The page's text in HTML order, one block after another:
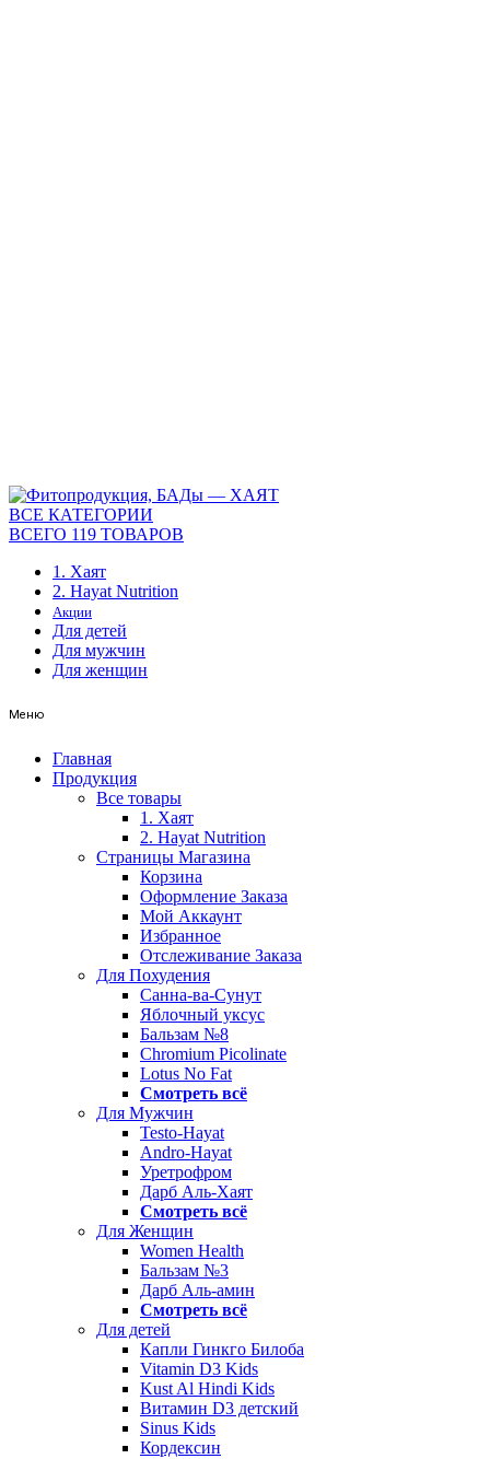
ВСЕ КАТЕГОРИИ
ВСЕГО 119 ТОВАРОВ
1. Хаят
2. Hayat Nutrition
Акции
Для детей
Для мужчин
Для женщин
Меню
Главная
Продукция
Все товары
1. Хаят
2. Hayat Nutrition
Страницы Магазина
Корзина
Оформление Заказа
Мой Аккаунт
Избранное
Отслеживание Заказа
Для Похудения
Санна-ва-Сунут
Яблочный уксус
Бальзам №8
Chromium Picolinate
Lotus No Fat
Смотреть всё
Для Мужчин
Testo-Hayat
Andro-Hayat
Уретрофром
Дарб Аль-Хаят
Смотреть всё
Для Женщин
Women Health
Бальзам №3
Дарб Аль-амин
Смотреть всё
Для детей
Капли Гинкго Билоба
Vitamin D3 Kids
Kust Al Hindi Kids
Витамин D3 детский
Sinus Kids
Кордексин